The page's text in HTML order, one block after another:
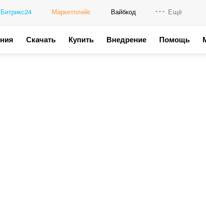
Битрикс24 Маркетплейс Вайбкод Ещё
Скачать Купить Внедрение Помощь